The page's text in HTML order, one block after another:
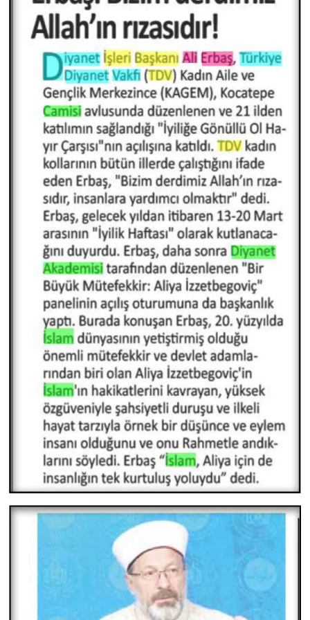
Gümüşhane Müftülüğü
Hakkari Müftülüğü
Hatay Müftülüğü
Iğdır Müftülüğü
Isparta Müftülüğü
İstanbul Müftülüğü
İzmir Müftülüğü
Kahramanmaraş Müftülüğü
Karabük Müftülüğü
Karaman Müftülüğü
Kars Müftülüğü
Kastamonu Müftülüğü
Kayseri Müftülüğü
Kilis Müftülüğü
Kırıkkale Müftülüğü
Kırklareli Müftülüğü
Kırşehir Müftülüğü
Kocaeli Müftülüğü